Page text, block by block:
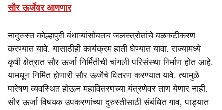
सौर ऊर्जेवर आणणार
नादुरुस्त कोल्हापुरी बंधाऱ्यांसोबतच जलस्त्रोतांचे बळकटीकरण
करण्यात यावे. यासाठीही कार्यक्रम हाती घेण्यात यावा. राज्यामध्ये
कृषी क्षेत्रात सौर ऊर्जा निर्मितीची चांगली परिसंस्था निर्माण होत आहे.
यामधून निर्मित होणारी सौर ऊर्जेचे वितरण करण्यात यावे. त्यामुळे
पारेषण व्यवस्थित होऊन महावितरणच्या यंत्रणेवर ताण येणार नाही.
सौर ऊर्जा विषयक उपकरणांच्या दुरुस्तीसाठी संबंधित गाव, पाड्यात